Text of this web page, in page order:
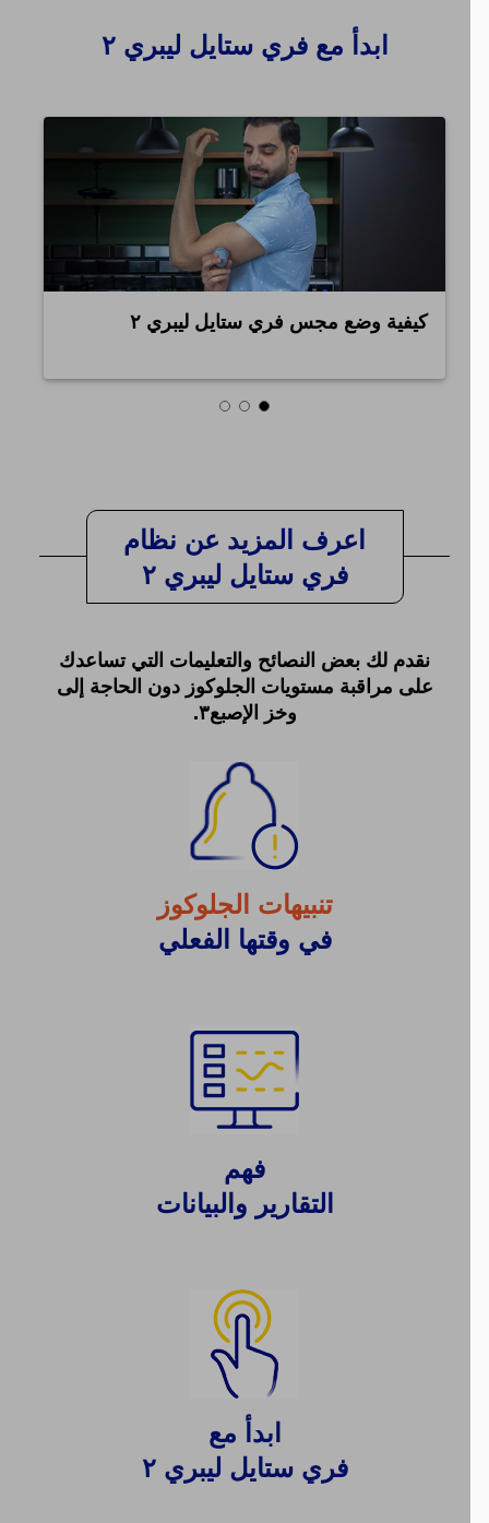
ابدأ مع فري ستايل ليبري ٢
كيفية وضع مجس فري ستايل ليبري ٢
اعرف المزيد عن نظام
فري ستايل ليبري ٢
نقدم لك بعض النصائح والتعليمات التي تساعدك
على مراقبة مستويات الجلوكوز دون الحاجة إلى
وخز الإصبع٣.
تنبيهات الجلوكوز
في وقتها الفعلي
فهم
التقارير والبيانات
ابدأ مع
فري ستايل ليبري ٢